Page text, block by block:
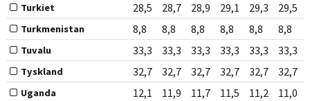
Turkiet 28,5 28,7 28,9 29,1 29,3 29,5
Turkmenistan 8,8 8,8 8,8 8,8 8,8 8,8
Tuvalu 33,3 33,3 33,3 33,3 33,3 33,3
Tyskland 32,7 32,7 32,7 32,7 32,7 32,7
Uganda 12,1 11,9 11,7 11,5 11,2 11,0